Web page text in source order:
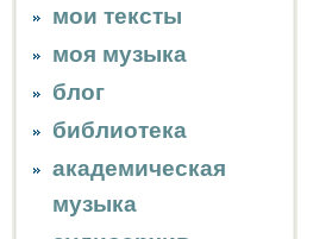
мои тексты
моя музыка
блог
библиотека
академическая
музыка